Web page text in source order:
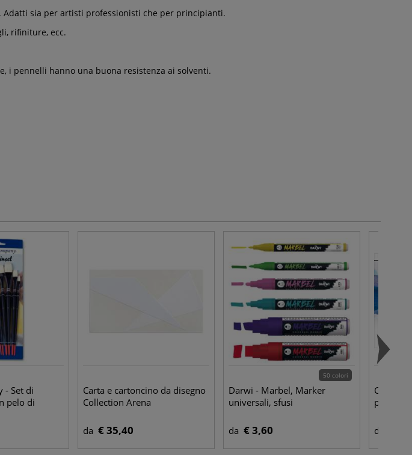
sia per artisti professionisti che per principianti.
rifiniture, ecc.
i pennelli hanno una buona resistenza ai solventi.
- Set di
pelo di
Carta e cartoncino da disegno
Collection Arena
da € 35,40
50 colori
Darwi - Marbel, Marker
universali, sfusi
da € 3,60
per
da